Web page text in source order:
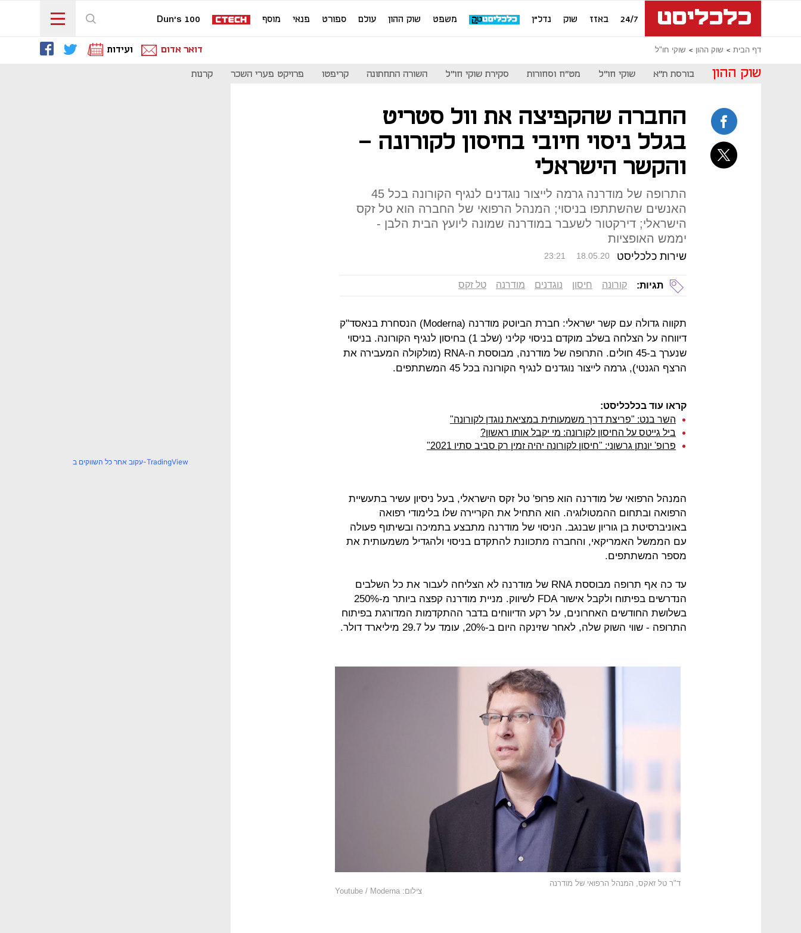
24/7 באזז שוק נדל"ן משפט שוק ההון עולם ספורט פנאי מוסף Dun's 100
דף הבית שוק ההון שוקי חו"ל דואר אדום ועידות
שוק ההון בורסת ת"א שוקי חו"ל מט"ח וסחורות סקירת שוקי חו"ל השורה התחתונה קריפטו פרויקט פערי השכר קרנות
החברה שהקפיצה את וול סטריט
בגלל ניסוי חיובי בחיסון לקורונה -
והקשר הישראלי
התרופה של מודרנה גרמה לייצור נוגדנים לנגיף הקורונה בכל 45
האנשים שהשתתפו בניסוי; המנהל הרפואי של החברה הוא טל זקס
הישראלי; דירקטור לשעבר במודרנה שמונה ליועץ הבית הלבן -
יממש האופציות
שירות כלכליסט 23:21 18.05.20
תגיות: קורונה חיסון נוגדנים מודרנה טל זקס
תקווה גדולה עם קשר ישראלי: חברת הביוטק מודרנה (Moderna) הנסחרת בנאסד"ק
דיווחה על הצלחה בשלב מוקדם בניסוי קליני (שלב 1) בחיסון לנגיף הקורונה. בניסוי
שנערך ב-45 חולים. התרופה של מודרנה, מבוססת ה-RNA (מולקולה המעבירה את
הרצף הגנטי), גרמה לייצור נוגדנים לנגיף הקורונה בכל 45 המשתתפים.
קראו עוד בכלכליסט:
השר בנט: "פריצת דרך משמעותית במציאת נוגדן לקורונה"
ביל גייטס על החיסון לקורונה: מי יקבל אותו ראשון?
פרופ' יונתן גרשוני: "חיסון לקורונה יהיה זמין רק סביב סתיו 2021"
המנהל הרפואי של מודרנה הוא פרופ' טל זקס הישראלי, בעל ניסיון עשיר בתעשיית
הרפואה ובתחום ההמטולוגיה. הוא התחיל את הקריירה שלו בלימודי רפואה
באוניברסיטת בן גוריון שבנגב. הניסוי של מודרנה מתבצע בתמיכה ובשיתוף פעולה
עם הממשל האמריקאי, והחברה מתכוונת להתקדם בניסוי ולהגדיל משמעותית את
מספר המשתתפים.
עד כה אף תרופה מבוססת RNA של מודרנה לא הצליחה לעבור את כל השלבים
הנדרשים בפיתוח ולקבל אישור FDA לשיווק. מניית מודרנה קפצה ביותר מ-250%
בשלושת החודשים האחרונים, על רקע הדיווחים בדבר ההתקדמות המדורגת בפיתוח
התרופה - שווי השוק שלה, לאחר שזינקה היום ב-20%, עומד על 29.7 מיליארד דולר.
ד"ר טל זאקס, המנהל הרפואי של מודרנה
צילום: Youtube / Moderna
עקוב אחר כל השווקים ב-TradingView